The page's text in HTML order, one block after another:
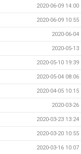
2020-06-09 14:00
2020-06-09 10:55
2020-06-04
2020-05-13
2020-05-10 19:39
2020-05-04 08:06
2020-04-05 10:15
2020-03-26
2020-03-23 13:24
2020-03-20 10:55
2020-03-16 10:07